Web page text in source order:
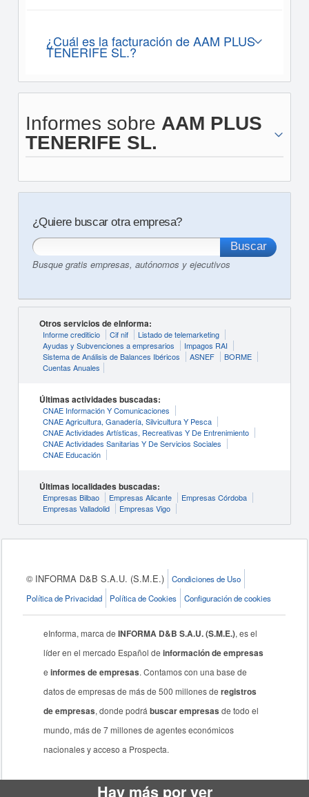
¿Cuál es la facturación de AAM PLUS
TENERIFE SL.?
Informes sobre AAM PLUS
TENERIFE SL.
¿Quiere buscar otra empresa?
Busque gratis empresas, autónomos y ejecutivos
Otros servicios de eInforma:
Informe crediticio Cif nif
Listado de telemarketing
Ayudas y Subvenciones a empresarios
Impagos RAI
Sistema de Análisis de Balances Ibéricos
ASNEF
BORME
Cuentas Anuales
Últimas actividades buscadas:
CNAE Información Y Comunicaciones
CNAE Agricultura, Ganadería, Silvicultura Y Pesca
CNAE Actividades Artísticas, Recreativas Y De Entrenimiento
CNAE Actividades Sanitarias Y De Servicios Sociales
CNAE Educación
Últimas localidades buscadas:
Empresas Bilbao Empresas Alicante
Empresas Córdoba
Empresas Valladolid
Empresas Vigo
© INFORMA D&B S.A.U. (S.M.E.)
Condiciones de Uso
Política de Privacidad
Política de Cookies Configuración de cookies
eInforma, marca deINFORMA D&B S.A.U. (S.M.E.), es el
líder en el mercado Español deinformación de empresas
einformes de empresas. Contamos con una base de
datos de empresas de más de 500 millones deregistros
de empresas, donde podrábuscar empresas de todo el
mundo, más de 7 millones de agentes económicos
nacionales y acceso a Prospecta.
Hay más por ver